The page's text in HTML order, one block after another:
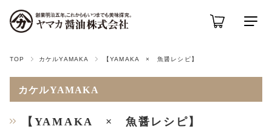
TOP カケルYAMAKA 【YAMAKA × 魚醤レシピ】
カケルYAMAKA
【YAMAKA × 魚醤レシピ】